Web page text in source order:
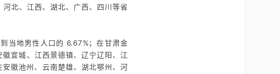
北、江西、湖北、广西、四川等省
当地男性人口的 6.67%；在甘肃金
宣城、江西景德镇、辽宁辽阳、江
徽池州、云南楚雄、湖北鄂州、河